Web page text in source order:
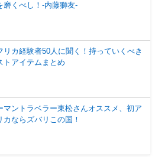
磨くべし！-内藤獅友-
リカ経験者50人に聞く！持っていくべき
トアイテムまとめ
マントラベラー東松さんオススメ、初ア
カならズバリこの国！